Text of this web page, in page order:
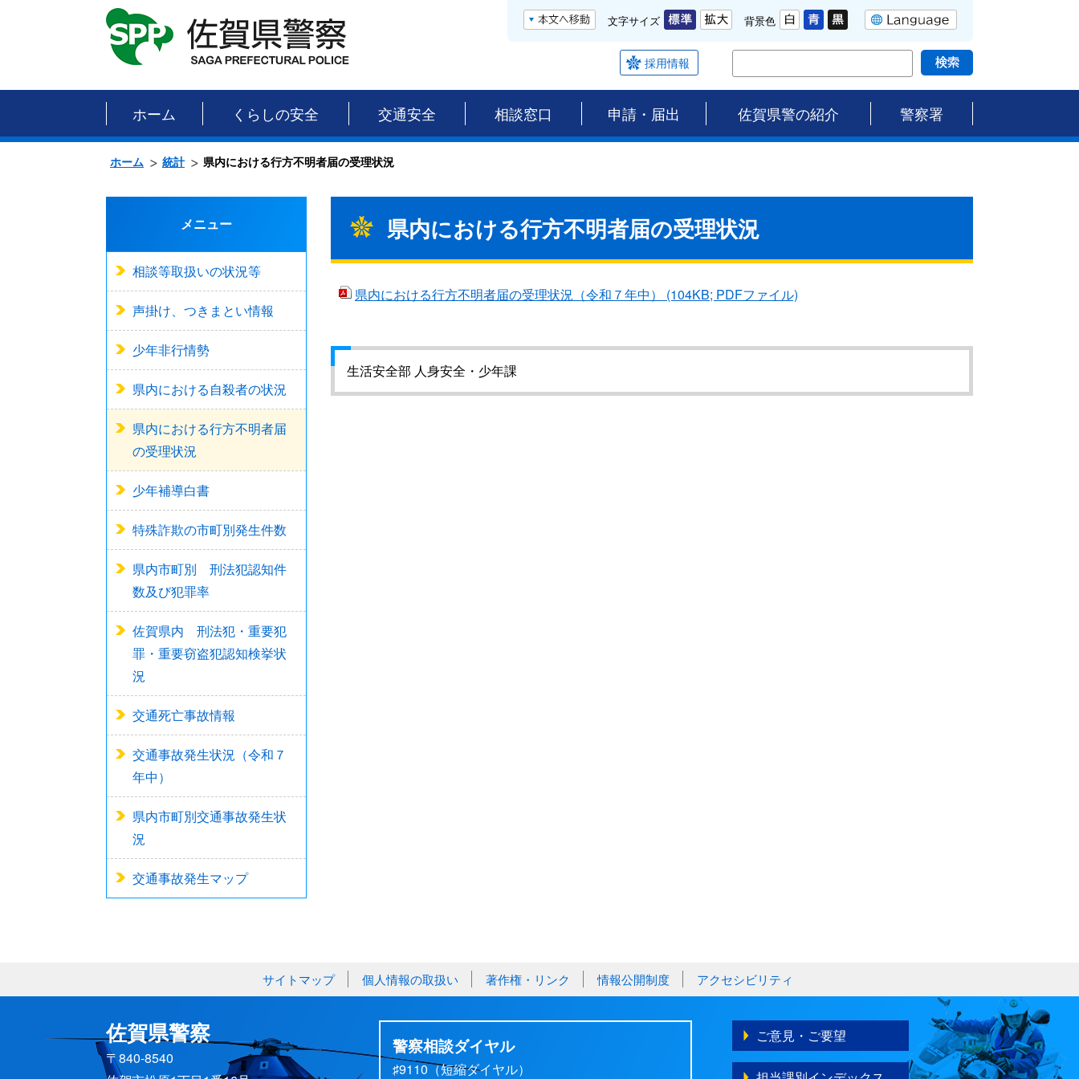
文字サイズ 背景色
採用情報
ホーム くらしの安全 交通安全 相談窓口 申請・届出 佐賀県警の紹介 警察署
ホーム 統計 県内における行方不明者届の受理状況
メニュー
相談等取扱いの状況等
声掛け、つきまとい情報
少年非行情勢
県内における自殺者の状況
県内における行方不明者届
の受理状況
少年補導白書
特殊詐欺の市町別発生件数
県内市町別 刑法犯認知件
数及び犯罪率
佐賀県内 刑法犯・重要犯
罪・重要窃盗犯認知検挙状
況
交通死亡事故情報
交通事故発生状況（令和７
年中）
県内市町別交通事故発生状
況
交通事故発生マップ
県内における行方不明者届の受理状況
県内における行方不明者届の受理状況（令和７年中） (104KB; PDFファイル)
生活安全部 人身安全・少年課
サイトマップ 個人情報の取扱い 著作権・リンク 情報公開制度 アクセシビリティ
佐賀県警察
〒840-8540
警察相談ダイヤル
♯9110（短縮ダイヤル）
ご意見・ご要望